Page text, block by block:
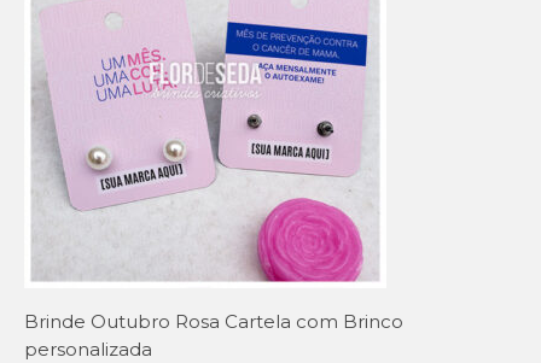
Setembro Amarelo
Outubro Rosa
Novembro Azul
Outras campanhas de prevenção
Copa do mundo 2026
Festa Caipira
QUEM SOMOS
Brinde Outubro Rosa Cartela com Brinco
personalizada